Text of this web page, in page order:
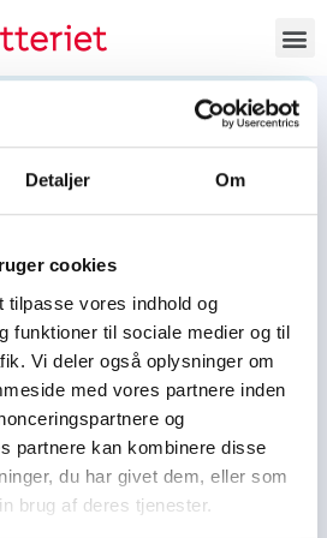
Detaljer Om
cookies
tilpasse vores indhold og
funktioner til sociale medier og til
Vi deler også oplysninger om
med vores partnere inden
og
partnere kan kombinere disse
du har givet dem, eller som
brug af deres tjenester.
penge og støt
Tjen penge til:
FDF’ere, m.fl.
Kontor
Ejby Industrivej 91
DK – 2600 Glostrup
CVR: 19347508